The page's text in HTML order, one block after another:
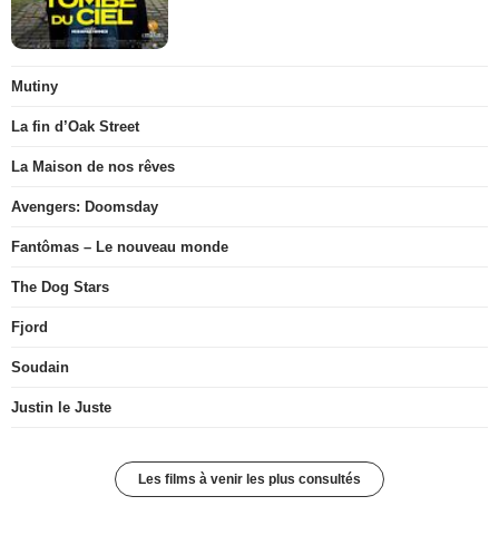
Mutiny
La fin d’Oak Street
La Maison de nos rêves
Avengers: Doomsday
Fantômas – Le nouveau monde
The Dog Stars
Fjord
Soudain
Justin le Juste
Les films à venir les plus consultés